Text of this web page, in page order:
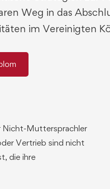
Weg in das
im Vereinigten
Nicht-Muttersprachler
Vertrieb sind nicht
die ihre